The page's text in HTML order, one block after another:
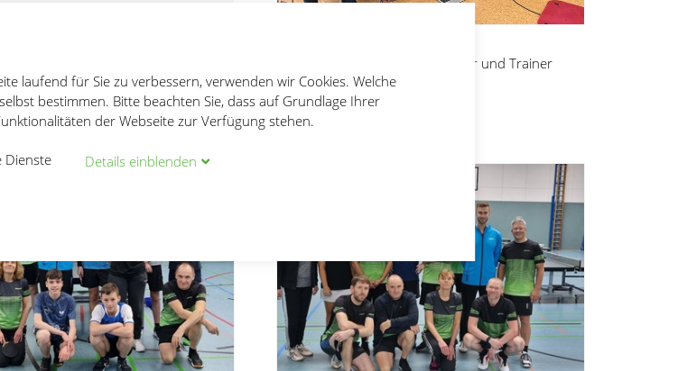
laufend für Sie zu verbessern, verwenden wir Cookies. Welche
bestimmen. Bitte beachten Sie, dass auf Grundlage Ihrer
der Webseite zur Verfügung stehen.
Dienste Details einblenden
Lehrgang mit Ernährungsberater und Trainer
Bastian Daubmeier
14.01.2024 Stefan Knobloch